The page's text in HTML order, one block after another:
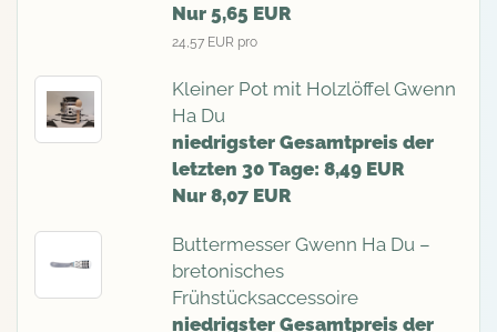
Nur 5,65 EUR
24,57 EUR pro
Kleiner Pot mit Holzlöffel Gwenn
Ha Du
niedrigster Gesamtpreis der
letzten 30 Tage: 8,49 EUR
Nur 8,07 EUR
Buttermesser Gwenn Ha Du –
bretonisches
Frühstücksaccessoire
niedrigster Gesamtpreis der